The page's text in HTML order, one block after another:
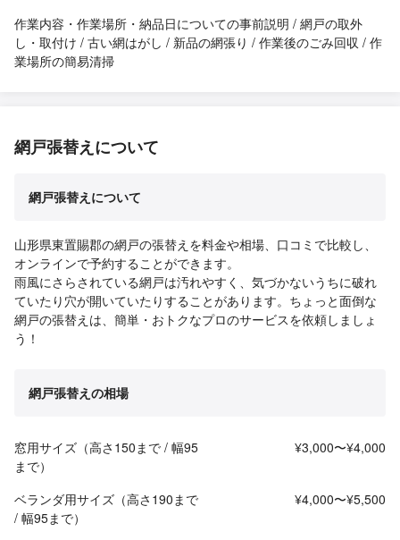
作業内容・作業場所・納品日についての事前説明 / 網戸の取外
し・取付け / 古い網はがし / 新品の網張り / 作業後のごみ回収 / 作
業場所の簡易清掃
網戸張替えについて
網戸張替えについて
山形県東置賜郡の網戸の張替えを料金や相場、口コミで比較し、
オンラインで予約することができます。
雨風にさらされている網戸は汚れやすく、気づかないうちに破れ
ていたり穴が開いていたりすることがあります。ちょっと面倒な
網戸の張替えは、簡単・おトクなプロのサービスを依頼しましょ
う！
網戸張替えの相場
窓用サイズ（高さ150まで / 幅95
まで）
¥3,000〜¥4,000
ベランダ用サイズ（高さ190まで
/ 幅95まで）
¥4,000〜¥5,500